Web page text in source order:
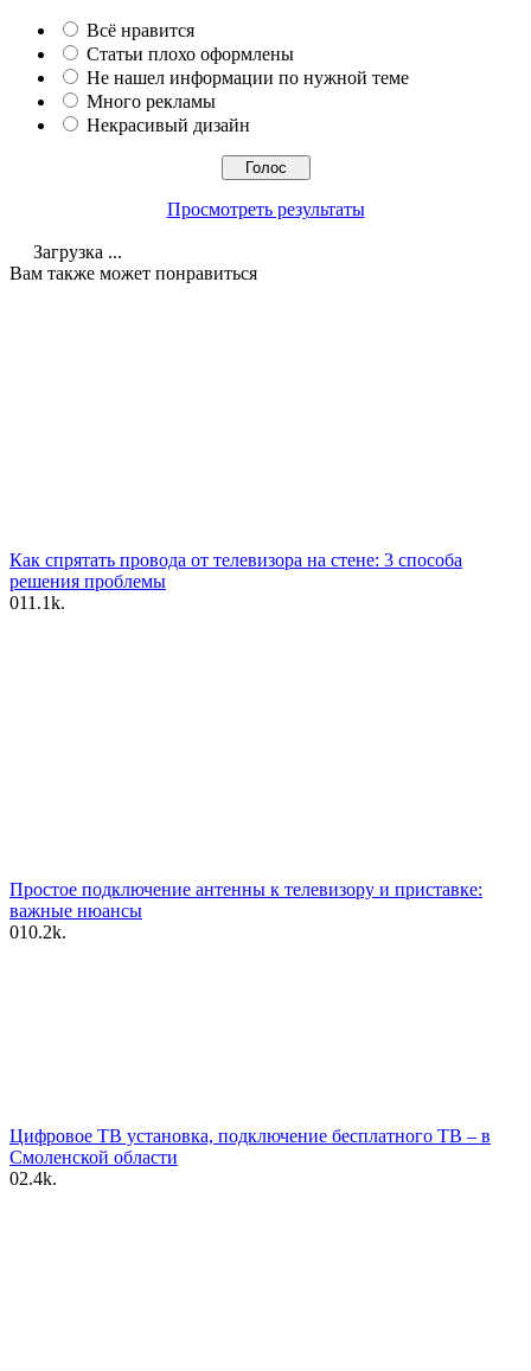
Всё нравится
Статьи плохо оформлены
Не нашел информации по нужной теме
Много рекламы
Некрасивый дизайн
Просмотреть результаты
Загрузка ...
Вам также может понравиться
Как спрятать провода от телевизора на стене: 3 способа
решения проблемы
011.1k.
Простое подключение антенны к телевизору и приставке:
важные нюансы
010.2k.
Цифровое ТВ установка, подключение бесплатного ТВ – в
Смоленской области
02.4k.